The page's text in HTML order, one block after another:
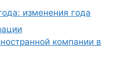
изменения года
компании в